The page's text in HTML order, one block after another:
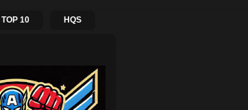
TOP 10 HQS